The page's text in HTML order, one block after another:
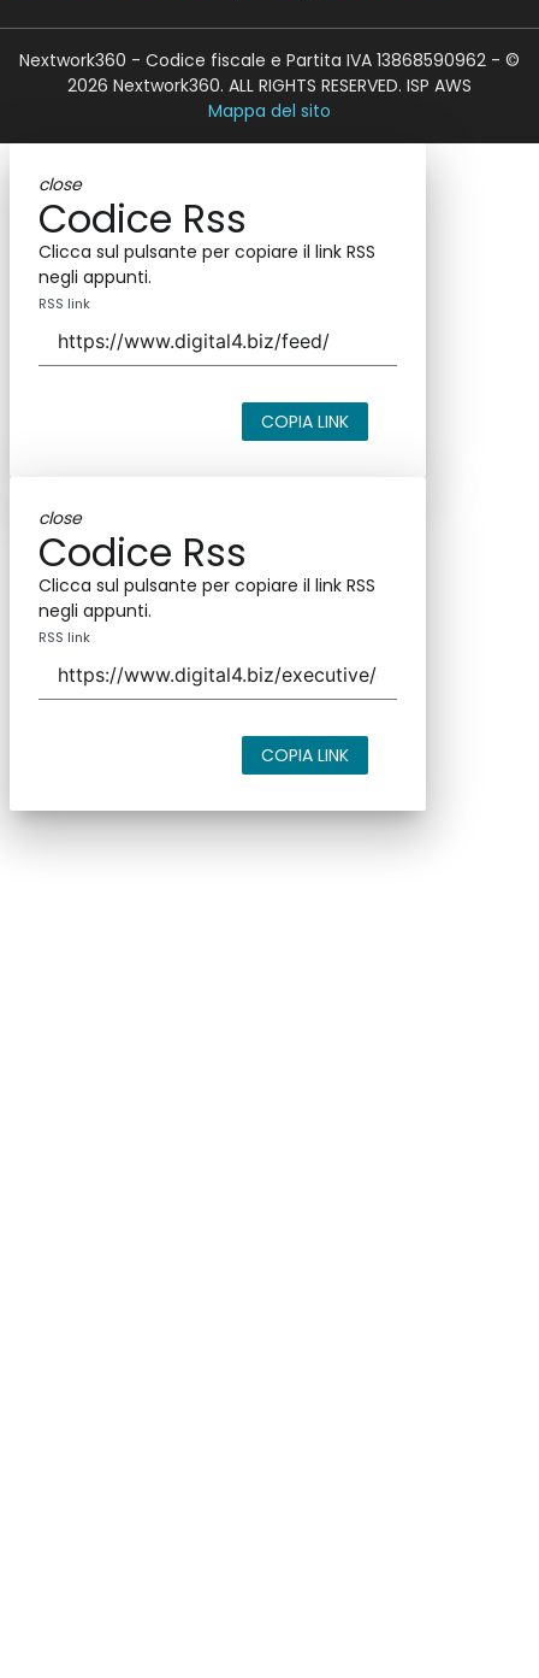
Nextwork360 - Codice fiscale e Partita IVA 13868590962 - ©
2026 Nextwork360. ALL RIGHTS RESERVED. ISP AWS
Mappa del sito
close
Codice Rss
Clicca sul pulsante per copiare il link RSS
negli appunti.
RSS link
COPIA LINK
close
Codice Rss
Clicca sul pulsante per copiare il link RSS
negli appunti.
RSS link
COPIA LINK